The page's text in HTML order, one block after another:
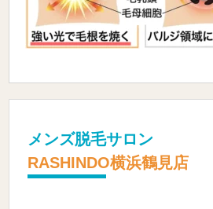
メンズ脱毛サロン
RASHINDO横浜鶴見店